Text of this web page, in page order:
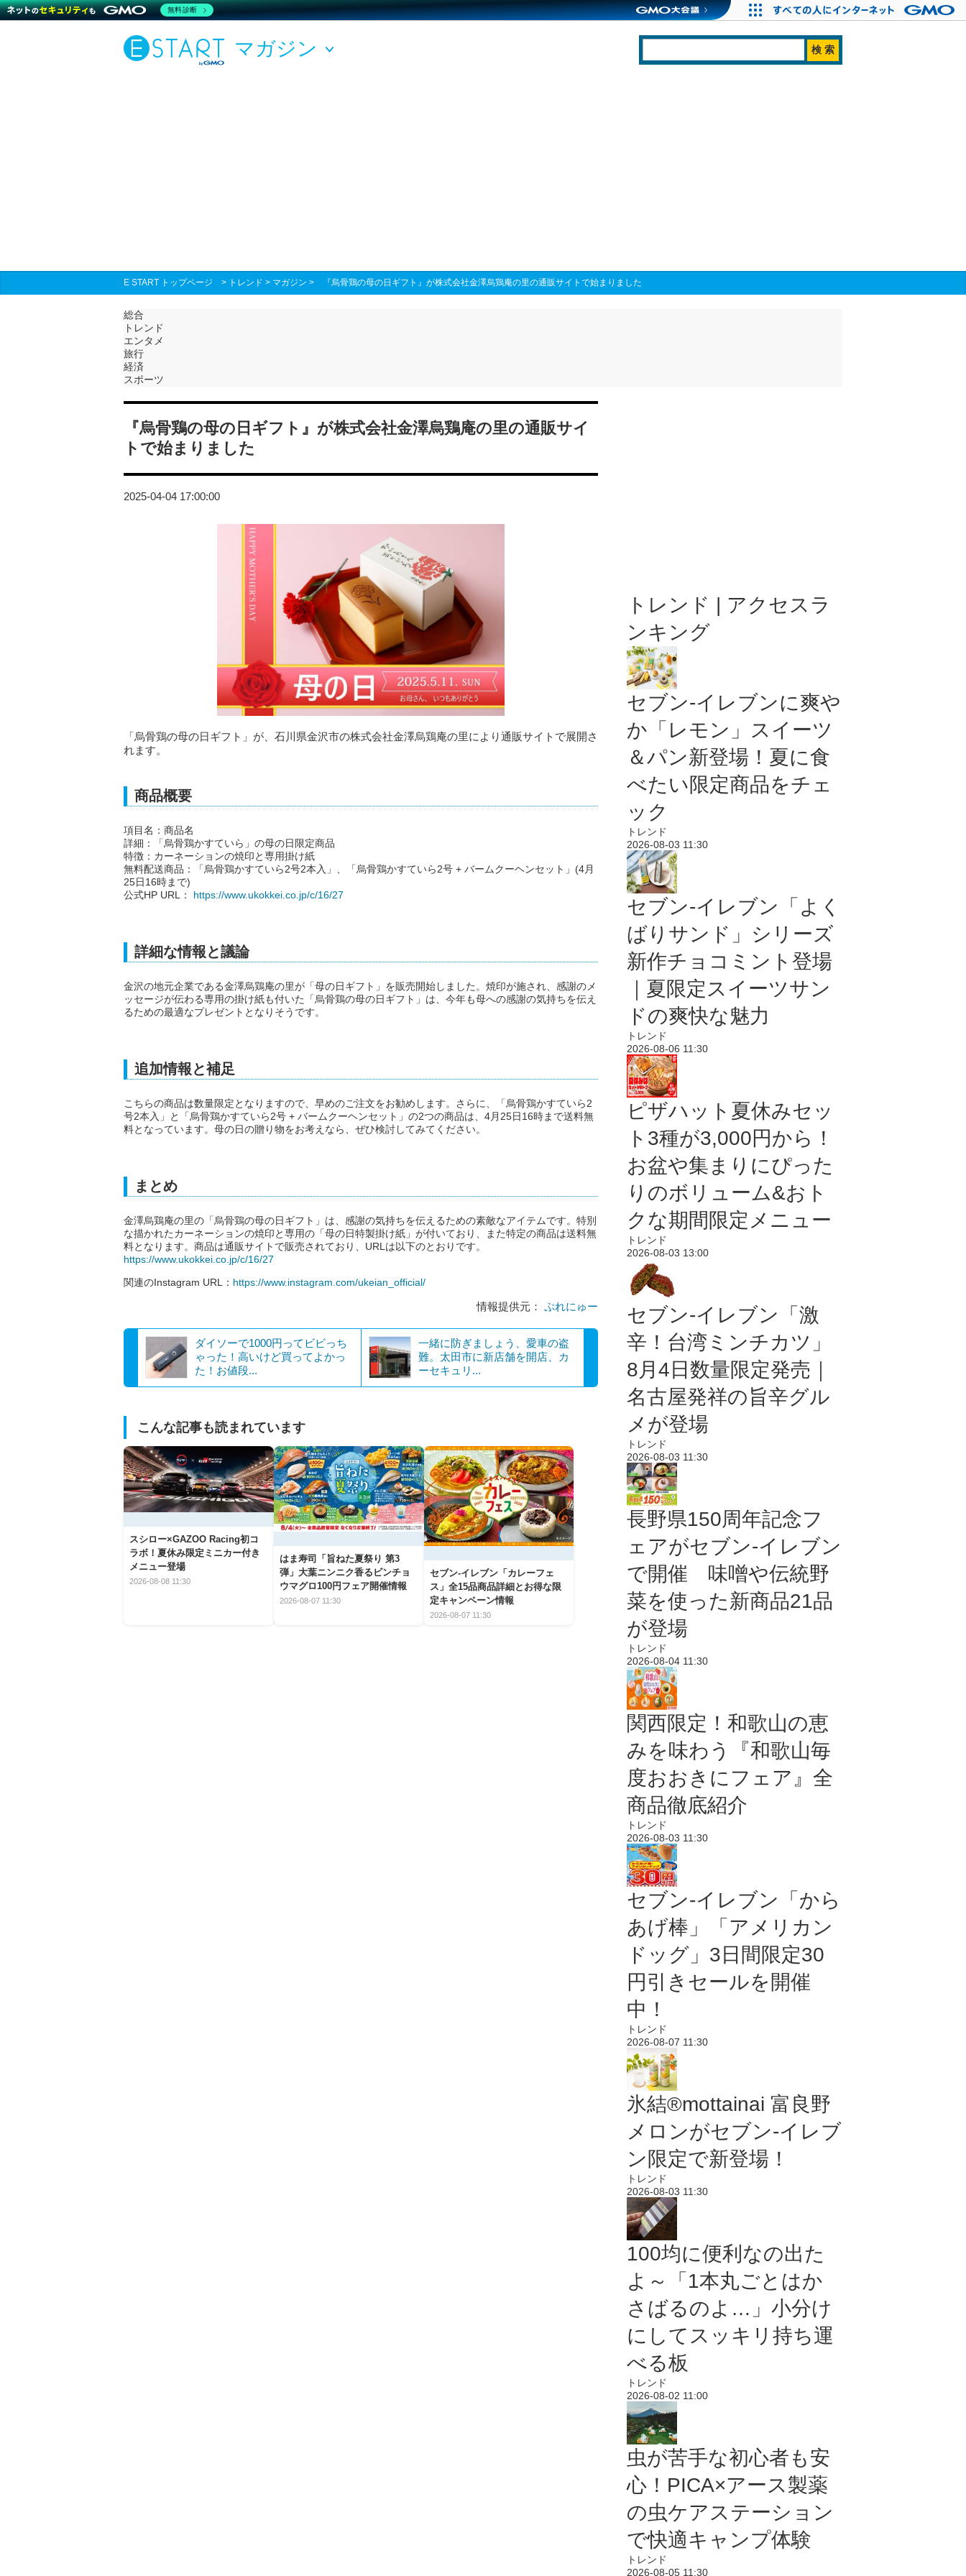
マガジン
E START トップページ > トレンド > マガジン > 『烏骨鶏の母の日ギフト』が株式会社金澤烏鶏庵の里の通販サイトで始まりました
総合
トレンド
エンタメ
旅行
経済
スポーツ
『烏骨鶏の母の日ギフト』が株式会社金澤烏鶏庵の里の通販サイ
トで始まりました
2025-04-04 17:00:00
「烏骨鶏の母の日ギフト」が、石川県金沢市の株式会社金澤烏鶏庵の里により通販サイトで展開さ
れます。
商品概要
項目名：商品名
詳細：「烏骨鶏かすていら」の母の日限定商品
特徴：カーネーションの焼印と専用掛け紙
無料配送商品：「烏骨鶏かすていら2号2本入」、「烏骨鶏かすていら2号 + バームクーヘンセット」(4月
25日16時まで)
公式HP URL： https://www.ukokkei.co.jp/c/16/27
詳細な情報と議論
金沢の地元企業である金澤烏鶏庵の里が「母の日ギフト」を販売開始しました。焼印が施され、感謝のメ
ッセージが伝わる専用の掛け紙も付いた「烏骨鶏の母の日ギフト」は、今年も母への感謝の気持ちを伝え
るための最適なプレゼントとなりそうです。
追加情報と補足
こちらの商品は数量限定となりますので、早めのご注文をお勧めします。さらに、「烏骨鶏かすていら2
号2本入」と「烏骨鶏かすていら2号 + バームクーヘンセット」の2つの商品は、4月25日16時まで送料無
料となっています。母の日の贈り物をお考えなら、ぜひ検討してみてください。
まとめ
金澤烏鶏庵の里の「烏骨鶏の母の日ギフト」は、感謝の気持ちを伝えるための素敵なアイテムです。特別
な描かれたカーネーションの焼印と専用の「母の日特製掛け紙」が付いており、また特定の商品は送料無
料となります。商品は通販サイトで販売されており、URLは以下のとおりです。
https://www.ukokkei.co.jp/c/16/27
関連のInstagram URL： https://www.instagram.com/ukeian_official/
情報提供元： ぷれにゅー
ダイソーで1000円ってビビっち
ゃった！高いけど買ってよかっ
た！お値段...
一緒に防ぎましょう、愛車の盗
難。太田市に新店舗を開店、カ
ーセキュリ...
こんな記事も読まれています
スシロー×GAZOO Racing初コ
ラボ！夏休み限定ミニカー付き
メニュー登場
2026-08-08 11:30
はま寿司「旨ねた夏祭り 第3
弾」大葉ニンニク香るビンチョ
ウマグロ100円フェア開催情報
2026-08-07 11:30
セブン‐イレブン「カレーフェ
ス」全15品商品詳細とお得な限
定キャンペーン情報
2026-08-07 11:30
トレンド | アクセスラ
ンキング
セブン‐イレブンに爽や
か「レモン」スイーツ
＆パン新登場！夏に食
べたい限定商品をチェ
ック
トレンド
2026-08-03 11:30
セブン‐イレブン「よく
ばりサンド」シリーズ
新作チョコミント登場
｜夏限定スイーツサン
ドの爽快な魅力
トレンド
2026-08-06 11:30
ピザハット夏休みセッ
ト3種が3,000円から！
お盆や集まりにぴった
りのボリューム&おト
クな期間限定メニュー
トレンド
2026-08-03 13:00
セブン-イレブン「激
辛！台湾ミンチカツ」
8月4日数量限定発売｜
名古屋発祥の旨辛グル
メが登場
トレンド
2026-08-03 11:30
長野県150周年記念フ
ェアがセブン-イレブン
で開催 味噌や伝統野
菜を使った新商品21品
が登場
トレンド
2026-08-04 11:30
関西限定！和歌山の恵
みを味わう『和歌山毎
度おおきにフェア』全
商品徹底紹介
トレンド
2026-08-03 11:30
セブン‐イレブン「から
あげ棒」「アメリカン
ドッグ」3日間限定30
円引きセールを開催
中！
トレンド
2026-08-07 11:30
氷結®mottainai 富良野
メロンがセブン‐イレブ
ン限定で新登場！
トレンド
2026-08-03 11:30
100均に便利なの出た
よ～「1本丸ごとはか
さばるのよ…」小分け
にしてスッキリ持ち運
べる板
トレンド
2026-08-02 11:00
虫が苦手な初心者も安
心！PICA×アース製薬
の虫ケアステーション
で快適キャンプ体験
トレンド
2026-08-05 11:30
無料診断